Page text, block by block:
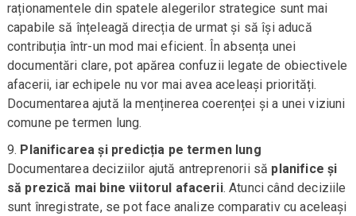
raționamentele din spatele alegerilor strategice sunt mai
capabile să înțeleagă direcția de urmat și să își aducă
contribuția într-un mod mai eficient. În absența unei
documentări clare, pot apărea confuzii legate de obiectivele
afacerii, iar echipele nu vor mai avea aceleași priorități.
Documentarea ajută la menținerea coerenței și a unei viziuni
comune pe termen lung.
Planificarea și predicția pe termen lung
Documentarea deciziilor ajută antreprenorii să planifice și
să prezică mai bine viitorul afacerii. Atunci când deciziile
sunt înregistrate, se pot face analize comparativ cu aceleași